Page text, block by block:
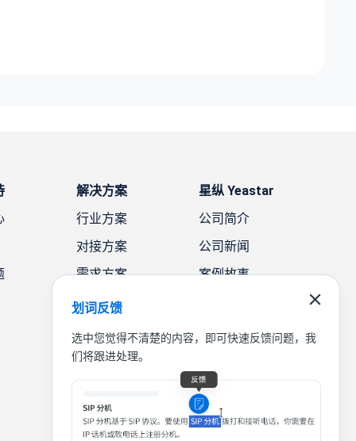
划词反馈
选中您觉得不清楚的内容，即可快速反馈问题，我
们将跟进处理。
解决方案
行业方案
对接方案
需求方案
星纵 Yeastar
公司简介
公司新闻
案例故事